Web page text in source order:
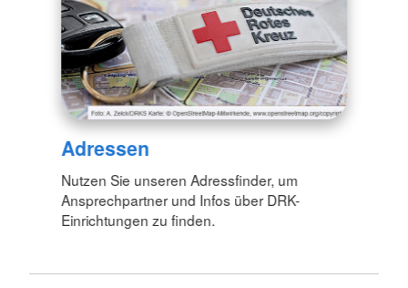
Adressen
Nutzen Sie unseren Adressfinder, um
Ansprechpartner und Infos über DRK-
Einrichtungen zu finden.